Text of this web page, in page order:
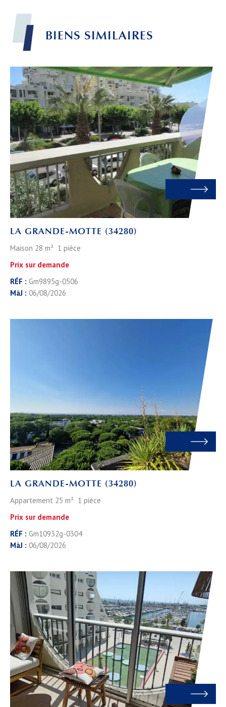
BIENS SIMILAIRES
LA GRANDE-MOTTE (34280)
Maison 28 m² 1 pièce
Prix sur demande
RÉF : Gm9895g-0506
MàJ : 06/08/2026
LA GRANDE-MOTTE (34280)
Appartement 25 m² 1 pièce
Prix sur demande
RÉF : Gm10932g-0304
MàJ : 06/08/2026